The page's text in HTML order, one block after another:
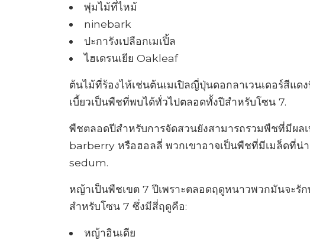
พุ่มไม้ที่ไหม้
ninebark
ปะการังเปลือกเมเปิ้ล
ไฮเดรนเยีย Oakleaf
ต้นไม้ที่ร้องไห้เช่นต้นเมเปิลญี่ปุ่นดอกลาเวนเดอร์สีแด
เบี้ยวเป็นพืชที่พบได้ทั่วไปตลอดทั้งปีสำหรับโซน 7.
พืชตลอดปีสำหรับการจัดสวนยังสามารถรวมพืชที่มีผล
barberry หรือฮอลลี่ พวกเขาอาจเป็นพืชที่มีเมล็ดที่
sedum.
หญ้าเป็นพืชเขต 7 ปีเพราะตลอดฤดูหนาวพวกมันจะ
สำหรับโซน 7 ซึ่งมีสี่ฤดูคือ:
หญ้าอินเดีย